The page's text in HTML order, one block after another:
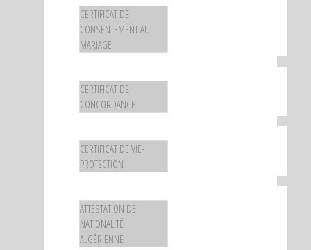
CERTIFICAT DE
CONSENTEMENT AU
MARIAGE
CERTIFICAT DE
CONCORDANCE
CERTIFICAT DE VIE-
PROTECTION
ATTESTATION DE
NATIONALITÉ
ALGÉRIENNE